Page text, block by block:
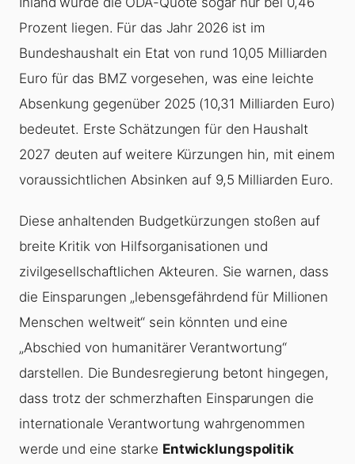
Prozent liegen. Für das Jahr 2026 ist im
Bundeshaushalt ein Etat von rund 10,05 Milliarden
Euro für das BMZ vorgesehen, was eine leichte
Absenkung gegenüber 2025 (10,31 Milliarden Euro)
bedeutet. Erste Schätzungen für den Haushalt
2027 deuten auf weitere Kürzungen hin, mit einem
voraussichtlichen Absinken auf 9,5 Milliarden Euro.
Diese anhaltenden Budgetkürzungen stoßen auf
breite Kritik von Hilfsorganisationen und
zivilgesellschaftlichen Akteuren. Sie warnen, dass
die Einsparungen „lebensgefährdend für Millionen
Menschen weltweit“ sein könnten und eine
„Abschied von humanitärer Verantwortung“
darstellen. Die Bundesregierung betont hingegen,
dass trotz der schmerzhaften Einsparungen die
internationale Verantwortung wahrgenommen
werde und eine starke Entwicklungspolitik